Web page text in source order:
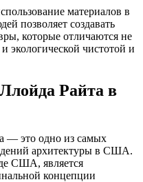
материалов в
позволяет создавать
которые отличаются не
экологической чистотой и
Райта в
— это одно из самых
архитектуры в США.
США, является
концепции